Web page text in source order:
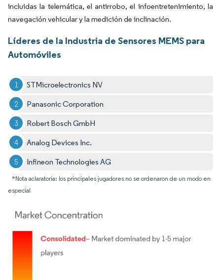
incluidas la telemática, el antirrobo, el infoentretenimiento, la
navegación vehicular y la medición de inclinación.
Líderes de la Industria de Sensores MEMS para
Automóviles
STMicroelectronics NV
Panasonic Corporation
Robert Bosch GmbH
Analog Devices Inc.
Infineon Technologies AG
*Nota aclaratoria: los principales jugadores no se ordenaron de un modo en
especial